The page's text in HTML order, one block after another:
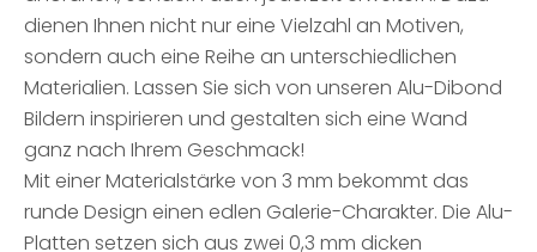
dienen Ihnen nicht nur eine Vielzahl an Motiven,
sondern auch eine Reihe an unterschiedlichen
Materialien. Lassen Sie sich von unseren Alu-Dibond
Bildern inspirieren und gestalten sich eine Wand
ganz nach Ihrem Geschmack!
Mit einer Materialstärke von 3 mm bekommt das
runde Design einen edlen Galerie-Charakter. Die Alu-
Platten setzen sich aus zwei 0,3 mm dicken